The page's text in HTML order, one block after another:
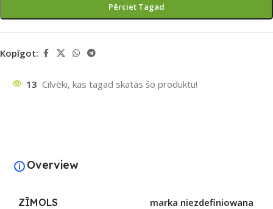
Pērciet Tagad
Kopīgot:
13 Cilvēki, kas tagad skatās šo produktu!
Overview
ZĪMOLS marka niezdefiniowana